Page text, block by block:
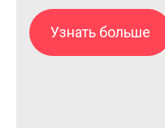
Узнать больше